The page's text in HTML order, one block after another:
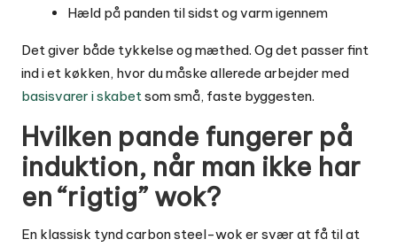
Hæld på panden til sidst og varm igennem
Det giver både tykkelse og mæthed. Og det passer fint
ind i et køkken, hvor du måske allerede arbejder med
basisvarer i skabet som små, faste byggesten.
Hvilken pande fungerer på
induktion, når man ikke har
en “rigtig” wok?
En klassisk tynd carbon steel-wok er svær at få til at